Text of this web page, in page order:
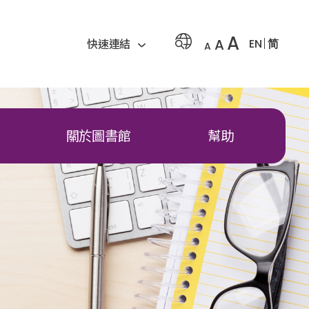
快速連結 A A A EN 简
關於圖書館 幫助